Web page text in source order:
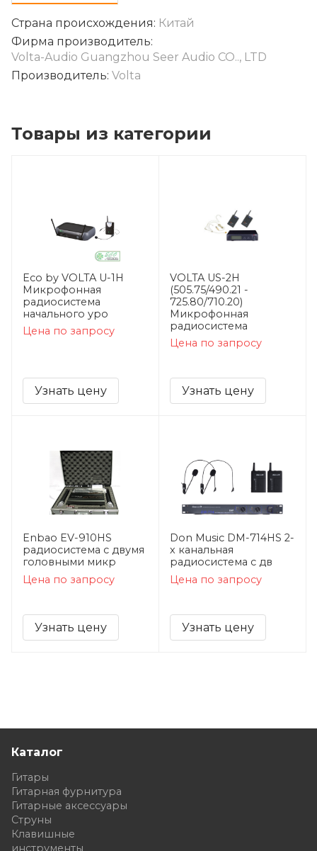
Страна происхождения: Китай
Фирма производитель:
Volta-Audio Guangzhou Seer Audio CO.., LTD
Производитель: Volta
Товары из категории
Eco by VOLTA U-1H
Микрофонная
радиосистема
начального уро
Цена по запросу
Узнать цену
VOLTA US-2H
(505.75/490.21 -
725.80/710.20)
Микрофонная
радиосистема
Цена по запросу
Узнать цену
Enbao EV-910HS
радиосистема c двумя
головными микр
Цена по запросу
Узнать цену
Don Music DM-714HS 2-
х канальная
радиосистема с дв
Цена по запросу
Узнать цену
Каталог
Гитары
Гитарная фурнитура
Гитарные аксессуары
Струны
Клавишные
инструменты